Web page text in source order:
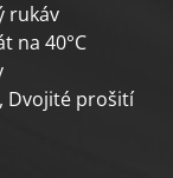
rukáv
na 40°C
Dvojité prošití